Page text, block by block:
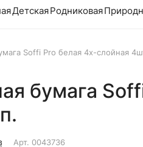
ДетскаяРодниковая
Soffi Pro белая 4х-слойная
бумага
Арт. 0043736